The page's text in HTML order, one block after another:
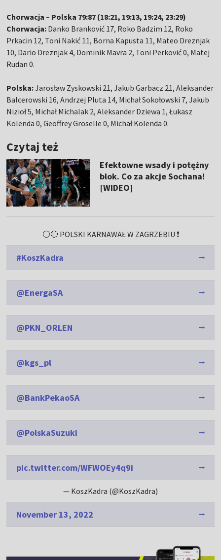
Chorwacja – Polska 79:87 (18:21, 19:13, 19:24, 23:29)
Chorwacja: Danko Branković 17, Roko Badzim 12, Roko
Prkacin 12, Toni Nakić 11, Borna Kapusta 11, Mateo Dreznjak
10, Dario Dreznjak 4, Dominik Mavra 2, Toni Perković 0, Matej
Rudan 0.
Polska:Jarosław Zyskowski 21, Jakub Garbacz 21, Aleksander
Balcerowski 16, Andrzej Pluta 14, Michał Sokołowski 7, Jakub
Nizioł 5, Michał Michalak 2, Aleksander Dziewa 1, Łukasz
Kolenda 0, Geoffrey Groselle 0, Michał Kolenda 0.
Czytaj też
Efektowne wsady i potężny
blok. Co za akcje Sochana!
[WIDEO]
⚪️🔴 POLSKI KARNAWAŁ W ZAGRZEBIU ❗️
#KoszKadra
@EnergaSA
@PKN_ORLEN
@kgs_pl
@BankPekaoSA
@PolskaSuzuki
pic.twitter.com/WFWOEy4q9i
— KoszKadra (@KoszKadra)
November 13, 2022